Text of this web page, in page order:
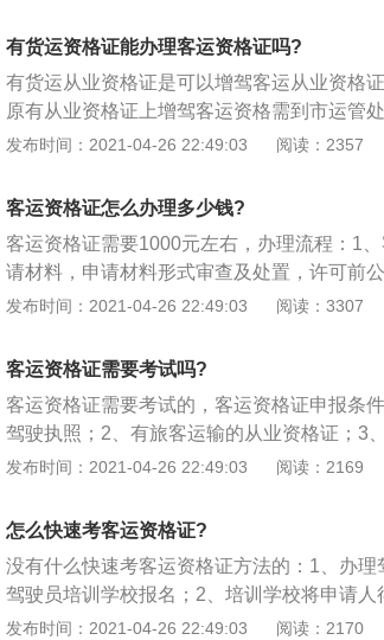
开必须遵守本条例的有关规定外，其他可以
度。
方可生效。2、申请人到市级运政管理机关报
份）及相关资料，审查合格的分配到有培训
本费。3、申请人到有培训资质的驾校报名
证、驾驶证、结业证复印件交驾校存档。申
给驾校，由驾校交回培训科。驾校按《营运
机关组织理论考试和实操考试。考试结束后
能参加实操考试。考试不合格的，可以补考
报名参加考试。
有货运资格证能办理客运资格证吗?
有货运从业资格证是可以增驾客运从业资格
原有从业资格证上增驾客运资格需到市运管
交驾驶证、身份证、货运资格证原件、复印
训并考试合格后，方可给予增驾客运资格。
发布时间：2021-04-26 22:49:03 阅读：2357
客运资格证怎么办理多少钱?
客运资格证需要1000元左右，办理流程：1
请材料，申请材料形式审查及处置，许可前
果公告，《道路运输经营许可证》发放，配
客运）经营，需要办理道路运输客运资格证
型相符的正式驾驶执有旅客运输的从业资格
市出租汽车的，须持有市公安部发行的《暂
员就业证》经运管部门考试合格。
发布时间：2021-04-26 22:49:03 阅读：3307
客运资格证需要考试吗?
客运资格证需要考试的，客运资格证申报条
驾驶执照；2、有旅客运输的从业资格证；3
汽车的，须持有市公安部门发放的《暂住证
发布时间：2021-04-26 22:49:03 阅读：2169
怎么快速考客运资格证?
没有什么快速考客运资格证方法的：1、办
驾驶员培训学校报名；2、培训学校将申请
件、结业证自复印件、《营业性道路运输驾
发布时间：2021-04-26 22:49:03 阅读：2170